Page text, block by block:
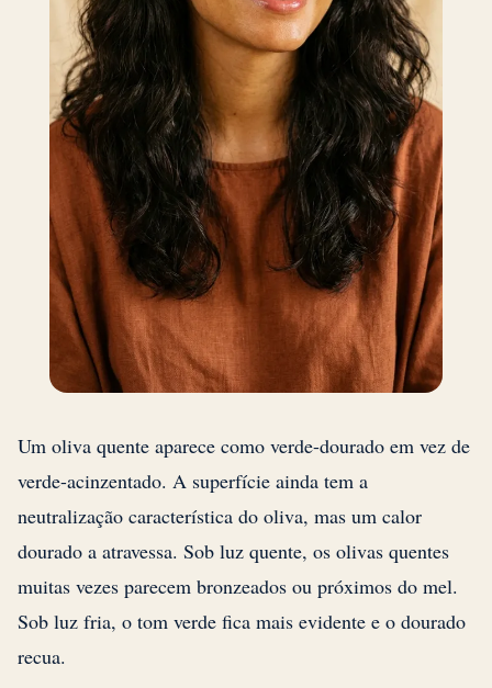
Um oliva quente aparece como verde-dourado em vez de
verde-acinzentado. A superfície ainda tem a
neutralização característica do oliva, mas um calor
dourado a atravessa. Sob luz quente, os olivas quentes
muitas vezes parecem bronzeados ou próximos do mel.
Sob luz fria, o tom verde fica mais evidente e o dourado
recua.